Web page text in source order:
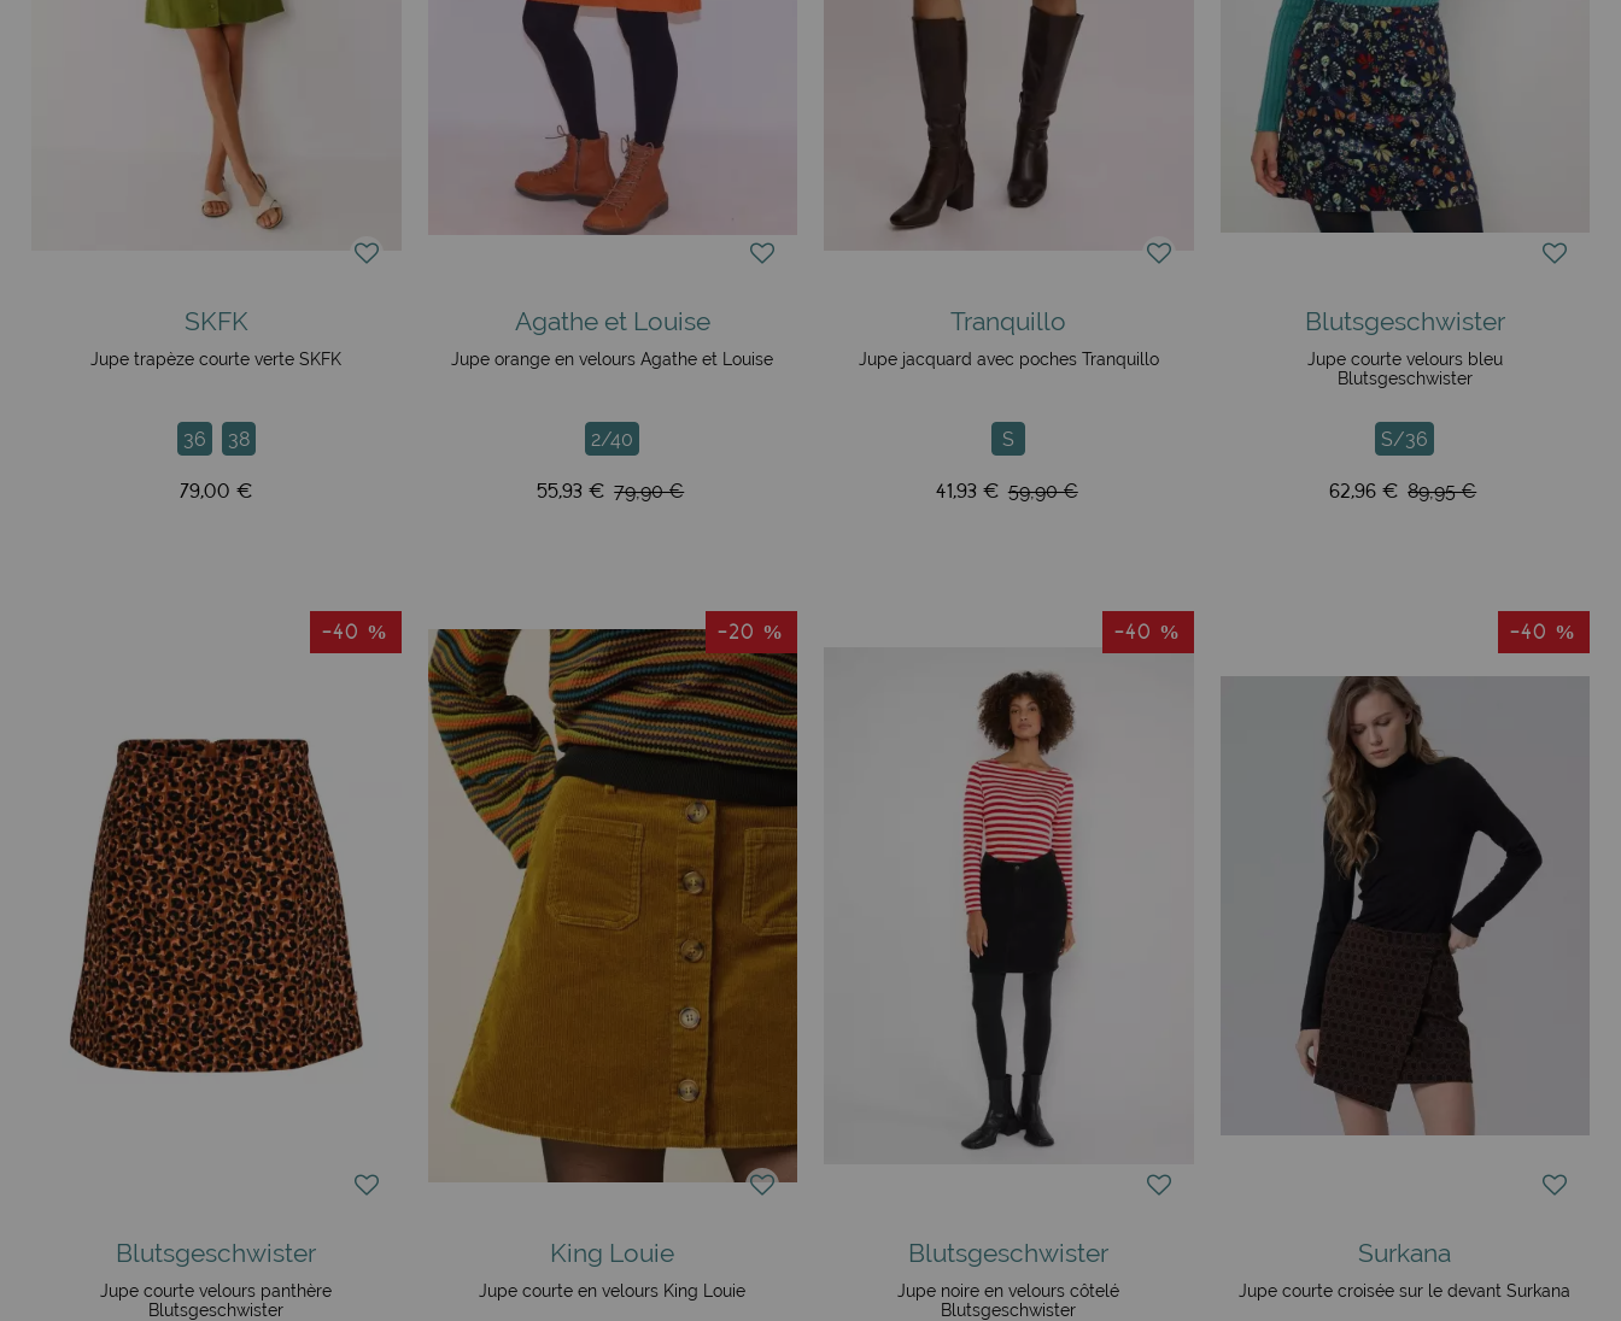
SKFK
Jupe trapèze courte verte SKFK
36 38
79,00 €
Agathe et Louise
Jupe orange en velours Agathe et Louise
2/40
55,93 € 79,90 €
Tranquillo
Jupe jacquard avec poches Tranquillo
S
41,93 € 59,90 €
Blutsgeschwister
Jupe courte velours bleu
Blutsgeschwister
S/36
62,96 € 89,95 €
-40 %
Blutsgeschwister
Jupe courte velours panthère
Blutsgeschwister
-20 %
King Louie
Jupe courte en velours King Louie
-40 %
Blutsgeschwister
Jupe noire en velours côtelé
Blutsgeschwister
-40 %
Surkana
Jupe courte croisée sur le devant Surkana